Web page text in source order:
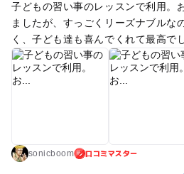
子どもの習い事のレッスンで利用。
ましたが、すっごくリーズナブルな
く、子ども達も喜んでくれて最高で
しかったです！ 待つ場合も、絵本のあるスペースで呼ばれるま
で待てるのもいいですね^^
sonicboom 口コミマスター